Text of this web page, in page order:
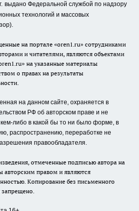
выдано Федеральной службой по надзору
технологий и массовых
на портале «oren1.ru» сотрудниками
и читателями, являются объектами
на указанные материалы
о правах на результаты
на данном сайте, охраняется в
РФ об авторском праве и не
либо в какой бы то ни было форме, в
распространению, переработке не
правообладателя.
отмеченные подписью автора на
авторским правом и являются
Копирование без письменного
запрещено.